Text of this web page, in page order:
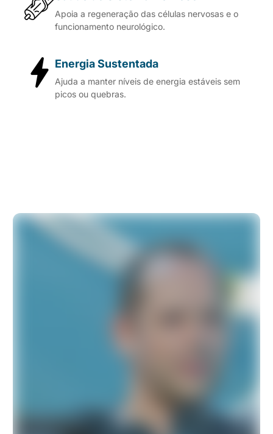
Apoia a regeneração das células nervosas e o
funcionamento neurológico.
Energia Sustentada
Ajuda a manter níveis de energia estáveis sem
picos ou quebras.